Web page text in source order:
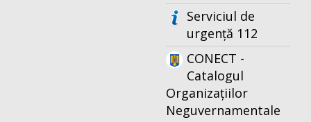
Serviciul de
urgență 112
CONECT -
Catalogul
Organizațiilor
Neguvernamentale